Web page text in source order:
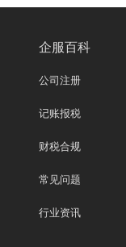
企服百科
公司注册
记账报税
财税合规
常见问题
行业资讯